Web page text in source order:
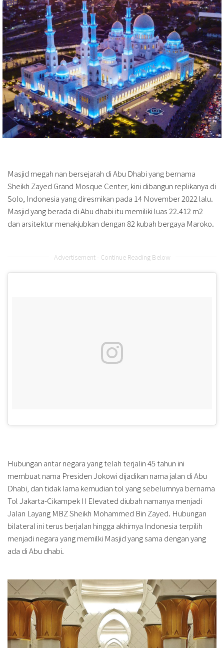
Masjid megah nan bersejarah di Abu Dhabi yang bernama
Sheikh Zayed Grand Mosque Center, kini dibangun replikanya di
Solo, Indonesia yang diresmikan pada 14 November 2022 lalu.
Masjid yang berada di Abu dhabi itu memiliki luas 22.412 m2
dan arsitektur menakjubkan dengan 82 kubah bergaya Maroko.
Advertisement - Continue Reading Below
Hubungan antar negara yang telah terjalin 45 tahun ini
membuat nama Presiden Jokowi dijadikan nama jalan di Abu
Dhabi, dan tidak lama kemudian tol yang sebelumnya bernama
Tol Jakarta-Cikampek II Elevated diubah namanya menjadi
Jalan Layang MBZ Sheikh Mohammed Bin Zayed. Hubungan
bilateral ini terus berjalan hingga akhirnya Indonesia terpilih
menjadi negara yang memilki Masjid yang sama dengan yang
ada di Abu dhabi.